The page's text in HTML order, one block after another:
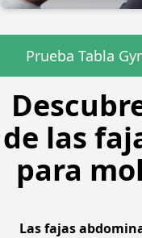
Prueba Tabla
de las
para
Las fajas